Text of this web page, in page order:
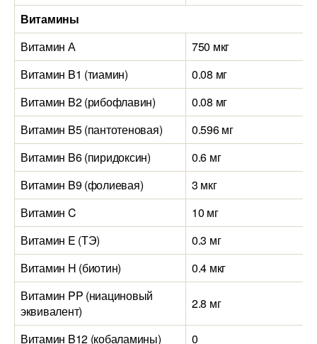
Витамины
Витамин А
750 мкг
Витамин B1 (тиамин)
0.08 мг
Витамин B2 (рибофлавин)
0.08 мг
Витамин B5 (пантотеновая)
0.596 мг
Витамин B6 (пиридоксин)
0.6 мг
Витамин B9 (фолиевая)
3 мкг
Витамин C
10 мг
Витамин E (ТЭ)
0.3 мг
Витамин H (биотин)
0.4 мкг
Витамин PP (ниациновый
эквивалент)
2.8 мг
Витамин B12 (кобаламины)
0